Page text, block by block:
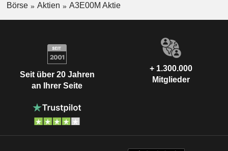
Börse Aktien A3E00M Aktie
Seit über 20 Jahren
an Ihrer Seite
+ 1.300.000
Mitglieder